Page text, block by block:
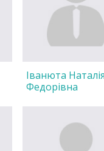
Іванюта Наталія
Федорівна